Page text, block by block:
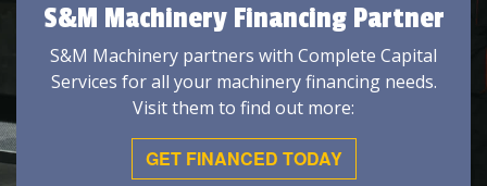
S&M Machinery Financing Partner
S&M Machinery partners with Complete Capital
Services for all your machinery financing needs.
Visit them to find out more:
GET FINANCED TODAY